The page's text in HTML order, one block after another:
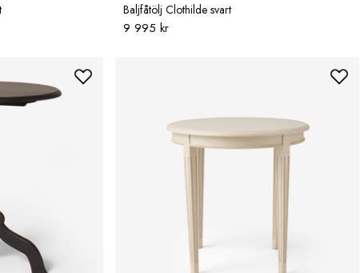
Baljfåtölj Clothilde svart
9 995 kr